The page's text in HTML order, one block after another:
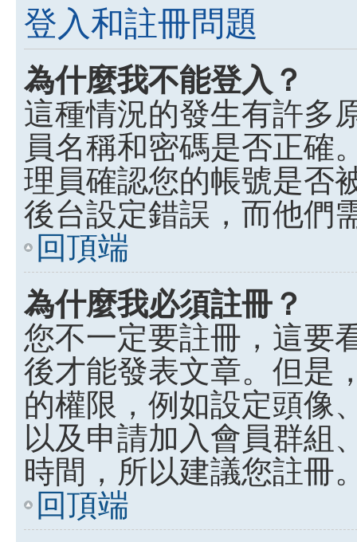
登入和註冊問題
為什麼我不能登入？
這種情況的發生有許多
員名稱和密碼是否正確
理員確認您的帳號是否
後台設定錯誤，而他們
回頂端
為什麼我必須註冊？
您不一定要註冊，這要
後才能發表文章。但是
的權限，例如設定頭像
以及申請加入會員群組
時間，所以建議您註冊
回頂端